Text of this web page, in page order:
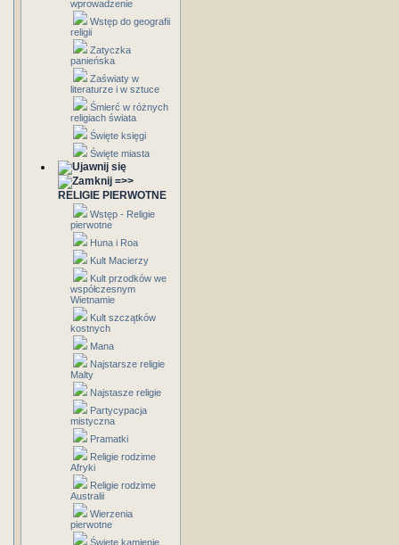
wprowadzenie
Wstęp do geografii
religii
Zatyczka
panieńska
Zaświaty w
literaturze i w sztuce
Śmierć w różnych
religiach świata
Święte księgi
Święte miasta
=>>
RELIGIE PIERWOTNE
Wstęp - Religie
pierwotne
Huna i Roa
Kult Macierzy
Kult przodków we
współczesnym
Wietnamie
Kult szczątków
kostnych
Mana
Najstarsze religie
Malty
Najstasze religie
Partycypacja
mistyczna
Pramatki
Religie rodzime
Afryki
Religie rodzime
Australii
Wierzenia
pierwotne
Święte kamienie